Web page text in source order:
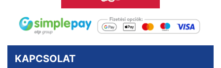
KAPCSOLAT